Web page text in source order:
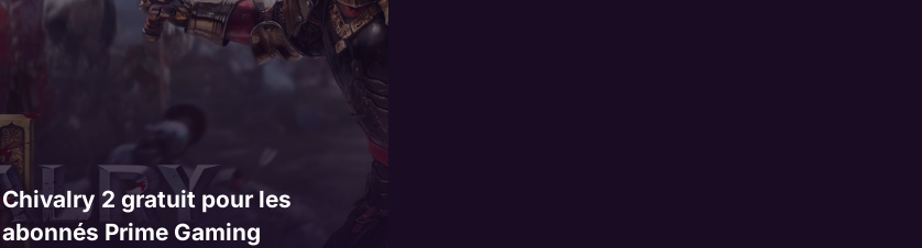
Chivalry 2 gratuit pour les
abonnés Prime Gaming